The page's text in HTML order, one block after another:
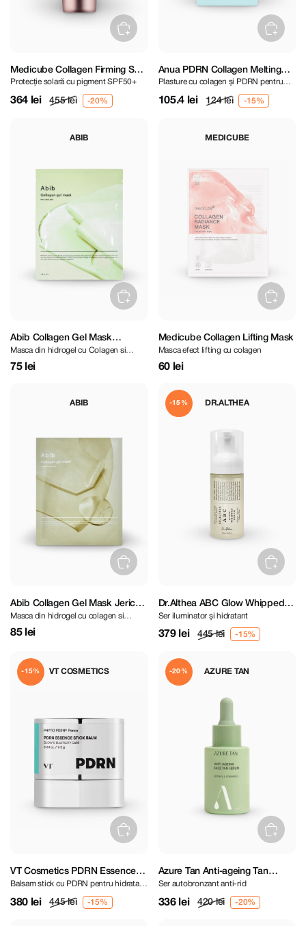
Medicube Collagen Firming Sun
Cream SPF50+ 50 ml
Protecție solară cu pigment SPF50+
364 lei 455 lei
Anua PDRN Collagen Melting
Patch For Neck
Plasture cu colagen și PDRN pentru
105.4 lei 124 lei
ABIB
Abib Collagen Gel Mask
Heartleaf Jelly
Masca din hidrogel cu Colagen si
Houttuynia
75 lei
MEDICUBE
Medicube Collagen Lifting Mask
Masca efect lifting cu colagen
60 lei
ABIB
Abib Collagen Gel Mask Jericho
Rose Jelly
Masca din hidrogel cu colagen si
extract de Jericho
85 lei
DR.ALTHEA
-15%
Dr.Althea ABC Glow Whipped
Serum 100 ml
Ser iluminator și hidratant
379 lei 445 lei
VT COSMETICS
-15%
VT Cosmetics PDRN Essence
Stick Balm 9,5 g
Balsam stick cu PDRN pentru hidratare
380 lei 445 lei
AZURE TAN
-20%
Azure Tan Anti-ageing Tan
Serum 30 ml
Ser autobronzant anti-rid
336 lei 420 lei